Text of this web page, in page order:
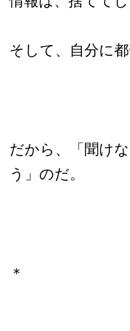
そして、自分に
だから、「聞け
う」のだ。
＊